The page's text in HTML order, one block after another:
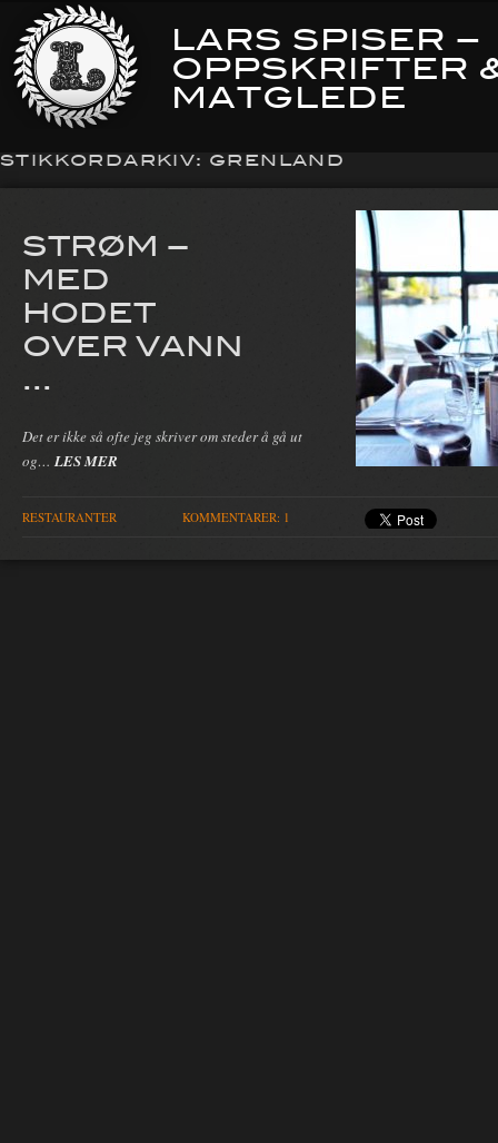
LARS SPISER –
OPPSKRIFTER
MATGLEDE
STIKKORDARKIV: GRENLAND
STRØM –
MED
HODET
OVER VANN
...
Det er ikke så ofte jeg skriver om steder å gå ut
og… LES MER
RESTAURANTER KOMMENTARER: 1